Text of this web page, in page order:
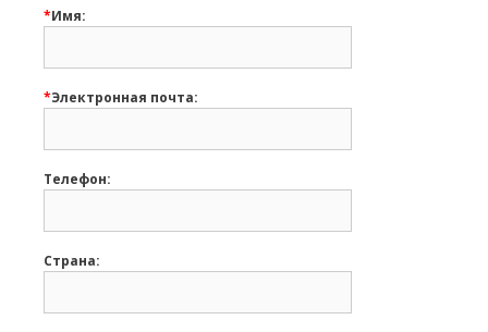
*Имя:
*Электронная почта:
Телефон:
Страна: